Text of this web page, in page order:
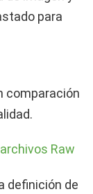
para
comparación
definición de